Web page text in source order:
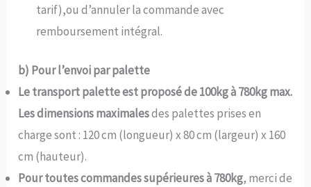
tarif),ou d’annuler la commande avec
remboursement intégral.
b) Pour l’envoi par palette
Le transport palette est proposé de 100kg à 780kg max.
Les dimensions maximalesdes palettes prises en
charge sont : 120 cm (longueur) x 80 cm (largeur) x 160
cm (hauteur).
Pour toutes commandes supérieures à 780kg, merci de